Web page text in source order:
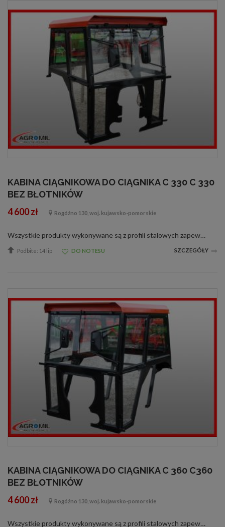
KABINA CIĄGNIKOWA DO CIĄGNIKA C 330 C 330
BEZ BŁOTNIKÓW
4 600 zł Rogóźno 130, woj. kujawsko-pomorskie
Wszystkie produkty wykonywane są z profili stalowych zapewniających odpowiednią sztywność i wytrzymałość konstrukcji, gwarantujące bezpieczeństwo użytkownikowi. Wnętrza kabin są tapicerowane i uszczelniane poprawiając komfort pracy użytk...
Podbite: 14 lip DO NOTESU SZCZEGÓŁY
KABINA CIĄGNIKOWA DO CIĄGNIKA C 360 C360
BEZ BŁOTNIKÓW
4 600 zł Rogóźno 130, woj. kujawsko-pomorskie
Wszystkie produkty wykonywane są z profili stalowych zapewniających odpowiednią sztywność i wytrzymałość konstrukcji, gwarantujące bezpieczeństwo użytkownikowi. Wnętrza kabin są tapicerowane i uszczelniane poprawiając komfort pracy użytk...